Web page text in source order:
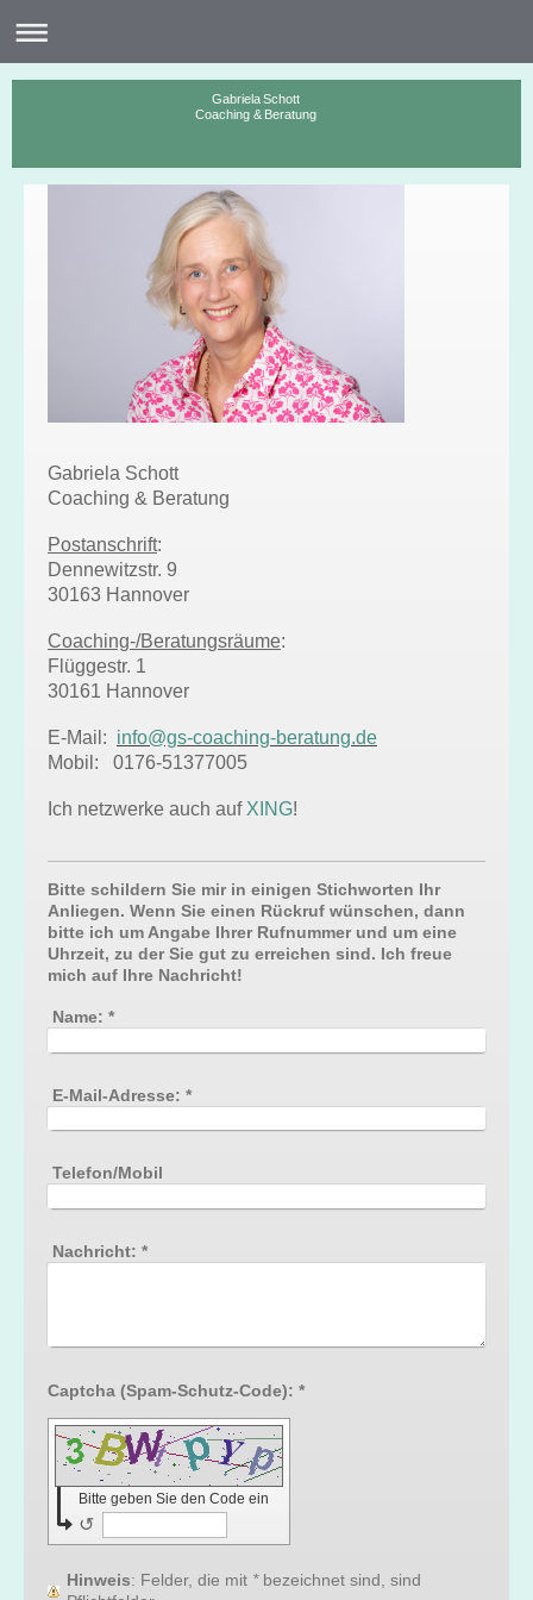
Gabriela Schott
Coaching & Beratung
Gabriela Schott
Coaching & Beratung
Postanschrift:
Dennewitzstr. 9
30163 Hannover
Coaching-/Beratungsräume:
Flüggestr. 1
30161 Hannover
E-Mail: info@gs-coaching-beratung.de
Mobil: 0176-51377005
Ich netzwerke auch auf XING!
Bitte schildern Sie mir in einigen Stichworten Ihr
Anliegen. Wenn Sie einen Rückruf wünschen, dann
bitte ich um Angabe Ihrer Rufnummer und um eine
Uhrzeit, zu der Sie gut zu erreichen sind. Ich freue
mich auf Ihre Nachricht!
Name: *
E-Mail-Adresse: *
Telefon/Mobil
Nachricht: *
Captcha (Spam-Schutz-Code): *
Bitte geben Sie den Code ein
↺
Hinweis : Felder, die mit *bezeichnet sind, sind